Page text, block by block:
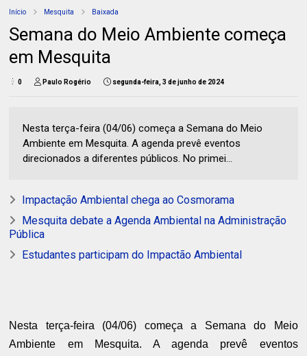
Início Mesquita Baixada
Semana do Meio Ambiente começa
em Mesquita
0 Paulo Rogério segunda-feira, 3 de junho de 2024
Nesta terça-feira (04/06) começa a Semana do Meio
Ambiente em Mesquita. A agenda prevê eventos
direcionados a diferentes públicos. No primei...
Impactação Ambiental chega ao Cosmorama
Mesquita debate a Agenda Ambiental na Administração
Pública
Estudantes participam do Impactão Ambiental
Nesta terça-feira (04/06) começa a Semana do Meio
Ambiente em Mesquita. A agenda prevê eventos